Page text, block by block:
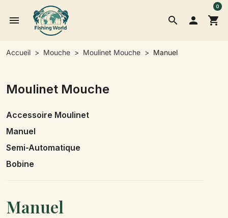
search
menu  shopping_cart
0
Accueil Mouche Moulinet Mouche Manuel
Moulinet Mouche
Accessoire Moulinet
Manuel
Semi-Automatique
Bobine
Manuel